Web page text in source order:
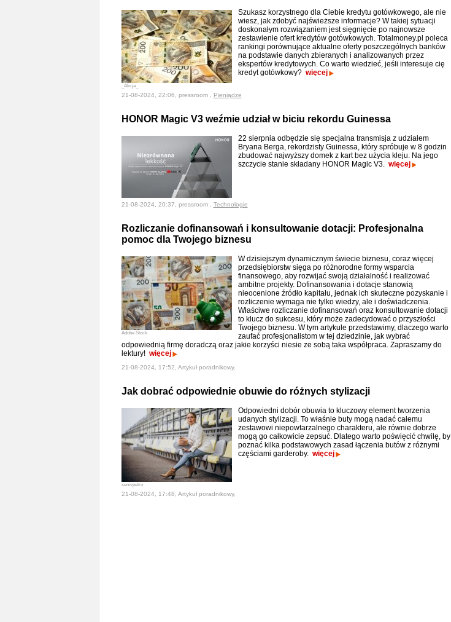
_Alicja_
Szukasz korzystnego dla Ciebie kredytu gotówkowego, ale nie
wiesz, jak zdobyć najświeższe informacje? W takiej sytuacji
doskonałym rozwiązaniem jest sięgnięcie po najnowsze
zestawienie ofert kredytów gotówkowych. Totalmoney.pl poleca
rankingi porównujące aktualne oferty poszczególnych banków
na podstawie danych zbieranych i analizowanych przez
ekspertów kredytowych. Co warto wiedzieć, jeśli interesuje cię
kredyt gotówkowy? więcej
21-08-2024, 22:06, pressroom , Pieniądze
HONOR Magic V3 weźmie udział w biciu rekordu Guinessa
22 sierpnia odbędzie się specjalna transmisja z udziałem
Bryana Berga, rekordzisty Guinessa, który spróbuje w 8 godzin
zbudować najwyższy domek z kart bez użycia kleju. Na jego
szczycie stanie składany HONOR Magic V3. więcej
21-08-2024, 20:37, pressroom , Technologie
Rozliczanie dofinansowań i konsultowanie dotacji: Profesjonalna
pomoc dla Twojego biznesu
Adobe Stock
W dzisiejszym dynamicznym świecie biznesu, coraz więcej
przedsiębiorstw sięga po różnorodne formy wsparcia
finansowego, aby rozwijać swoją działalność i realizować
ambitne projekty. Dofinansowania i dotacje stanowią
nieocenione źródło kapitału, jednak ich skuteczne pozyskanie i
rozliczenie wymaga nie tylko wiedzy, ale i doświadczenia.
Właściwe rozliczanie dofinansowań oraz konsultowanie dotacji
to klucz do sukcesu, który może zadecydować o przyszłości
Twojego biznesu. W tym artykule przedstawimy, dlaczego warto
zaufać profesjonalistom w tej dziedzinie, jak wybrać
odpowiednią firmę doradczą oraz jakie korzyści niesie ze sobą taka współpraca. Zapraszamy do
lektury! więcej
21-08-2024, 17:52, Artykuł poradnikowy,
Jak dobrać odpowiednie obuwie do różnych stylizacji
senivpetro
Odpowiedni dobór obuwia to kluczowy element tworzenia
udanych stylizacji. To właśnie buty mogą nadać całemu
zestawowi niepowtarzalnego charakteru, ale równie dobrze
mogą go całkowicie zepsuć. Dlatego warto poświęcić chwilę, by
poznać kilka podstawowych zasad łączenia butów z różnymi
częściami garderoby. więcej
21-08-2024, 17:48, Artykuł poradnikowy,